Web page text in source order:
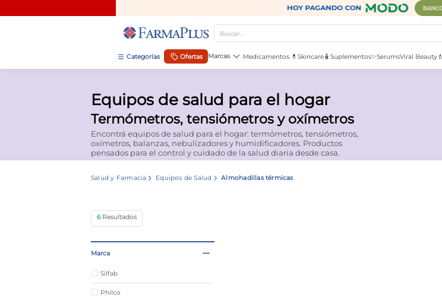
Buscar...
Ofertas Marcas Medicamentos 💊 Skincare🧴 Suplementos✨SerumsViral Beauty💄
Equipos de salud para el hogar
Termómetros, tensiómetros y oxímetros
Encontrá equipos de salud para el hogar: termómetros, tensiómetros,
oxímetros, balanzas, nebulizadores y humidificadores. Productos
pensados para el control y cuidado de la salud diaria desde casa.
Salud y Farmacia Equipos de Salud Almohadillas térmicas
6
Marca
Silfab
Philco
TÉRMINOS MÁS BUSCADOS
.
cerave limpieza
3.
creatina
4.
loreal
5.
shampoo
6.
proteina
contorno ojos
9.
magnesio